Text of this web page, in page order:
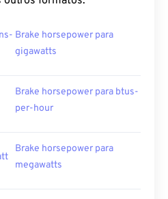
Brake horsepower para
gigawatts
Brake horsepower para btus-
per-hour
Brake horsepower para
megawatts